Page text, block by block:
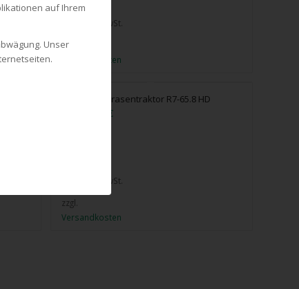
auf Ihrem
Unser
inkl. 19 % MwSt.
zzgl.
Versandkosten
Solo Benzinrasentraktor R7-65.8 HD
€
inkl. 19 % MwSt.
zzgl.
Versandkosten